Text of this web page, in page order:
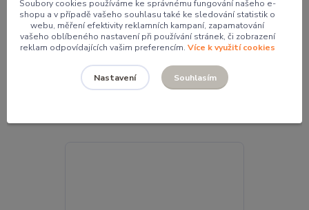
Mgr. Pavlína Kordíková
+420 774 062 005
pavla@pocketdesign.cz
Související zboží 4
Soubory cookies používáme ke správnému fungování našeho e-
shopu a v případě vašeho souhlasu také ke sledování statistik o
webu, měření efektivity reklamních kampaní, zapamatování
vašeho oblíbeného nastavení při používání stránek, či zobrazení
reklam odpovídajících vašim preferencím. Více k využití cookies
Nastavení Souhlasím